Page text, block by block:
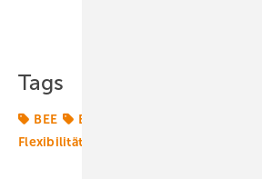
Tags
BEE EEG
Flexibilität